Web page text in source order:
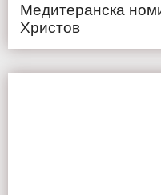
Медитеранска
Христов